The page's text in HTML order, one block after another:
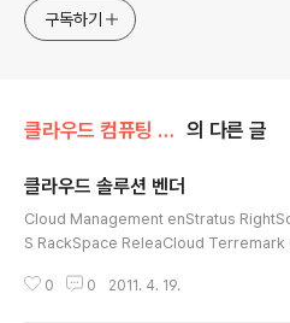
한 기술 멘토링과 강의 진행합니다. Linkedin :
https://www.linkedin.com/in/
구독하기
클라우드 컴퓨팅 & NoSQL/IaaS 클라우드 의 다른 글
클라우드 솔루션 벤더
Cloud Management enStratus
S RackSpace ReleaCloud
d.com Flexiant Abiquo Nimbula
0 0 2011. 4. 19.